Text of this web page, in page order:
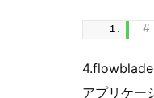
アプリケー